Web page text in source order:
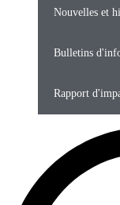
Nouvelles et
Bulletins
Rapport